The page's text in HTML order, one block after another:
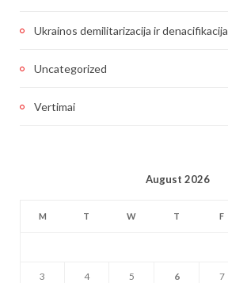
Ukrainos demilitarizacija ir denacifikacija
Uncategorized
Vertimai
August 2026
M T W T F
3 4 5 6 7